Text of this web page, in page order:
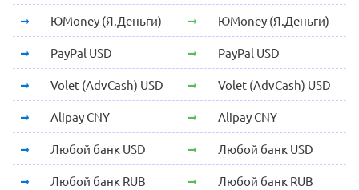
ЮMoney (Я.Деньги) ЮMoney (Я.Деньги)
PayPal USD PayPal USD
Volet (AdvCash) USD Volet (AdvCash) USD
Alipay CNY Alipay CNY
Любой банк USD Любой банк USD
Любой банк RUB Любой банк RUB